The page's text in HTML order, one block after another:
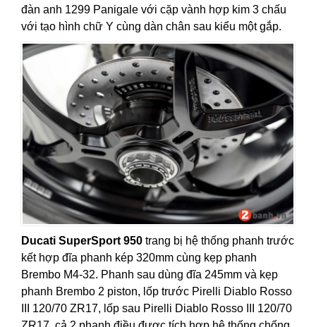
đàn anh 1299 Panigale với cặp vành hợp kim 3 chấu
với tạo hình chữ Y cùng dàn chân sau kiểu một gắp.
Ducati SuperSport 950 trang bị hệ thống phanh trước
kết hợp đĩa phanh kép 320mm cùng kẹp phanh
Brembo M4-32. Phanh sau dùng đĩa 245mm và kẹp
phanh Brembo 2 piston, lốp trước Pirelli Diablo Rosso
III 120/70 ZR17, lốp sau Pirelli Diablo Rosso III 120/70